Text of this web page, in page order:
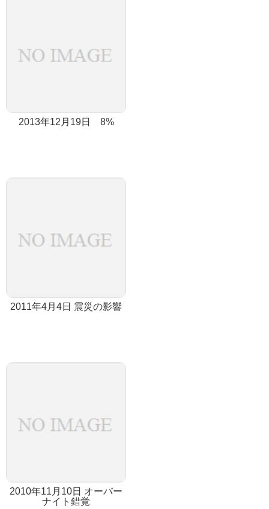
2013年12月19日 8%
2011年4月4日 震災の影響
2010年11月10日 オーバー
ナイト錯覚